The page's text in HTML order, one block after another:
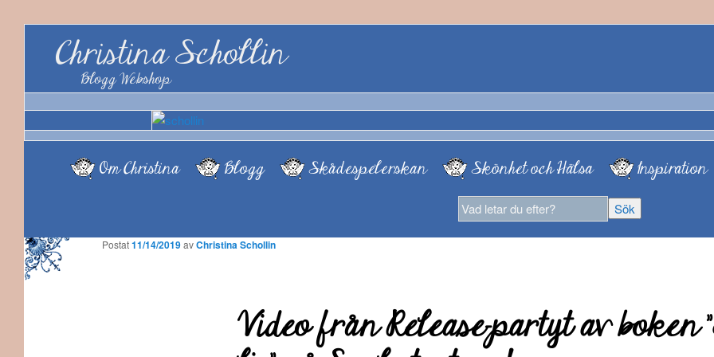
Christina Schollin
Blogg Webshop
Om Christina Blogg Skådespelerskan Skönhet och Hälsa Inspiration
Video från Release-partyt av boken
Postat11/14/2019 avChristina Schollin